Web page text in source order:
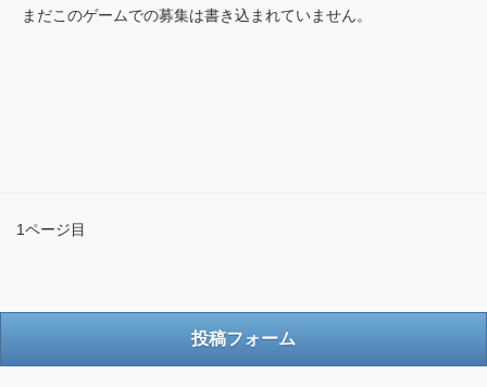
まだこのゲームでの募集は書き込まれていません。
1ページ目
投稿フォーム